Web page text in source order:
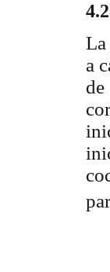
La
a